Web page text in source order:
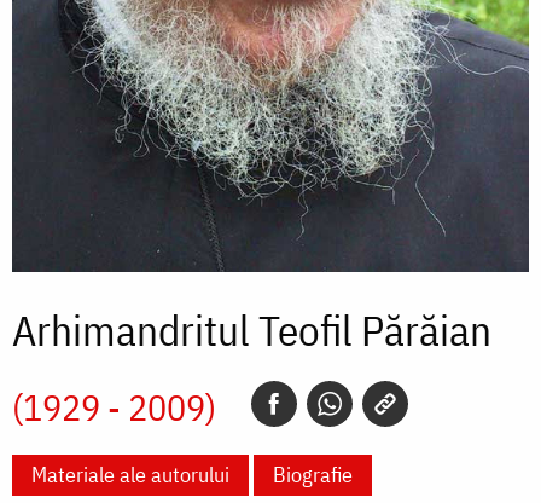
Arhimandritul Teofil Părăian
(1929 - 2009)
Materiale ale autorului
Biografie